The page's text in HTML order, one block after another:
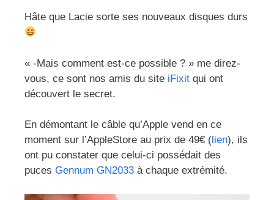
Hâte que Lacie sorte ses nouveaux disques durs
« -Mais comment est-ce possible ? » me direz-
vous, ce sont nos amis du site iFixit qui ont
découvert le secret.
En démontant le câble qu’Apple vend en ce
moment sur l’AppleStore au prix de 49€ ( lien), ils
ont pu constater que celui-ci possédait des
puces Gennum GN2033 à chaque extrémité.